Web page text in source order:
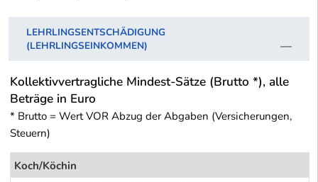
LEHRLINGSENTSCHÄDIGUNG
(LEHRLINGSEINKOMMEN)
Kollektivvertragliche Mindest-Sätze (Brutto *), alle
Beträge in Euro
* Brutto = Wert VOR Abzug der Abgaben (Versicherungen,
Steuern)
Koch/Köchin